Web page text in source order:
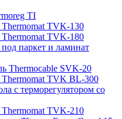
TI
TVK-130
TVK-180
паркет и ламинат
Thermocable SVK-20
TVK BL-300
с терморегулятором со
TVK-210